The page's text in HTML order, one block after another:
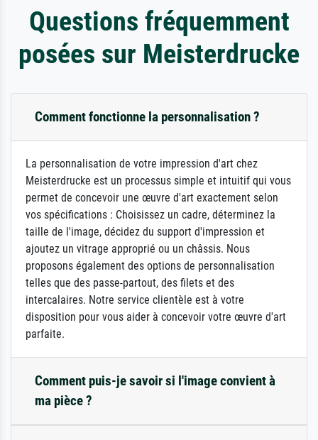
Questions fréquemment
posées sur Meisterdrucke
Comment fonctionne la personnalisation ?
La personnalisation de votre impression d'art chez
Meisterdrucke est un processus simple et intuitif qui vous
permet de concevoir une œuvre d'art exactement selon
vos spécifications : Choisissez un cadre, déterminez la
taille de l'image, décidez du support d'impression et
ajoutez un vitrage approprié ou un châssis. Nous
proposons également des options de personnalisation
telles que des passe-partout, des filets et des
intercalaires. Notre service clientèle est à votre
disposition pour vous aider à concevoir votre œuvre d'art
parfaite.
Comment puis-je savoir si l'image convient à
ma pièce ?